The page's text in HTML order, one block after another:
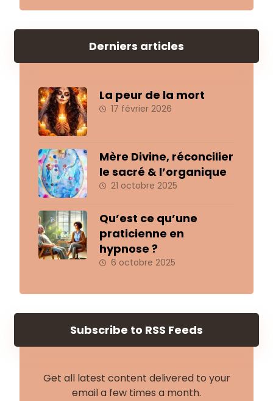
Derniers articles
La peur de la mort
17 février 2026
Mère Divine, réconcilier
le sacré & l’organique
21 octobre 2025
Qu’est ce qu’une
praticienne en
hypnose ?
6 octobre 2025
Subscribe to RSS Feeds
Get all latest content delivered to your
email a few times a month.